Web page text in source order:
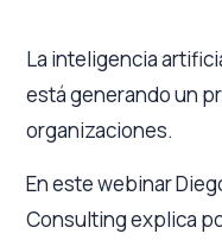
La inteligencia
está generando un
organizaciones.
En este webinar
Consulting explica